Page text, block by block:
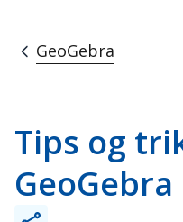
GeoGebra
Tips og
GeoGebra